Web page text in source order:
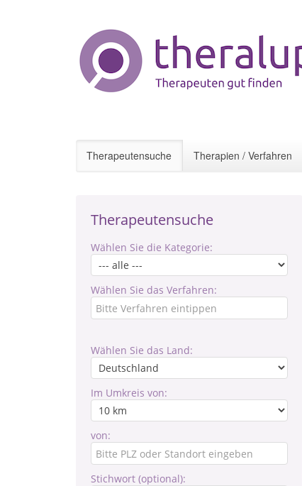
Therapeutensuche Therapien / Verfahren
Therapeutensuche
Wählen Sie die Kategorie:
Wählen Sie das Verfahren:
Wählen Sie das Land:
Im Umkreis von:
von:
Stichwort (optional):